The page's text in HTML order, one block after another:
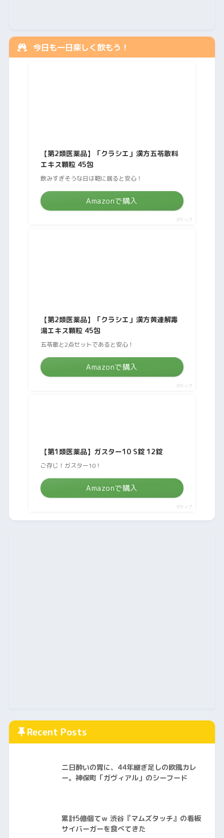
今日も一日楽しく飲もう！
【第2類医薬品】「クラシエ」漢方五苓散料
エキス顆粒 45包
飲みすぎそうな日は鞄に居ると安心！
Amazonで購入
ポチップ
【第2類医薬品】「クラシエ」漢方黄連解毒
湯エキス顆粒 45包
五苓散と2点セットであると安心！
Amazonで購入
ポチップ
【第1類医薬品】ガスター10 S錠 12錠
ご存じ！ガスター10！
Amazonで購入
ポチップ
Recent Posts
二日酔いの胃に、44年継ぎ足しの欧風カレ
ー。神保町「ガヴィアル」のシーフード
累計5億個てｗ 渋谷『マムズタッチ』の看板
サイバーガーを食べてきた